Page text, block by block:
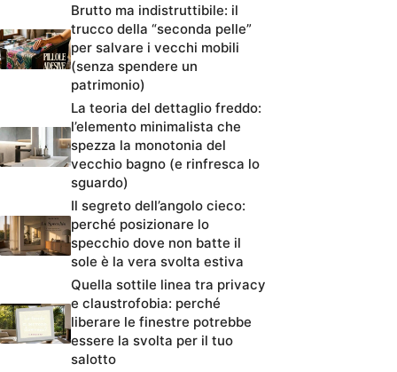
Brutto ma indistruttibile: il
trucco della “seconda pelle”
per salvare i vecchi mobili
(senza spendere un
patrimonio)
La teoria del dettaglio freddo:
l’elemento minimalista che
spezza la monotonia del
vecchio bagno (e rinfresca lo
sguardo)
Il segreto dell’angolo cieco:
perché posizionare lo
specchio dove non batte il
sole è la vera svolta estiva
Quella sottile linea tra privacy
e claustrofobia: perché
liberare le finestre potrebbe
essere la svolta per il tuo
salotto